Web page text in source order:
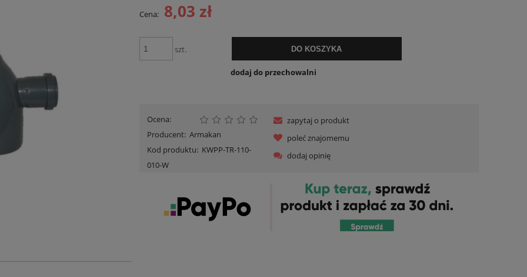
Cena nie zawiera ewentualnych kosztów
Cena: 8,03 zł
szt. DO KOSZYKA
dodaj do przechowalni
Ocena:
Producent: Armakan
Kod produktu: KWPP-TR-110-
010-W
zapytaj o produkt
poleć znajomemu
dodaj opinię